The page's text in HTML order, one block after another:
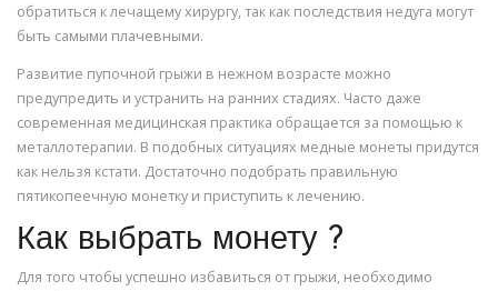
обратиться к лечащему хирургу, так как последствия недуга могут
быть самыми плачевными.
Развитие пупочной грыжи в нежном возрасте можно
предупредить и устранить на ранних стадиях. Часто даже
современная медицинская практика обращается за помощью к
металлотерапии. В подобных ситуациях медные монеты придутся
как нельзя кстати. Достаточно подобрать правильную
пятикопеечную монетку и приступить к лечению.
Как выбрать монету ?
Для того чтобы успешно избавиться от грыжи, необходимо